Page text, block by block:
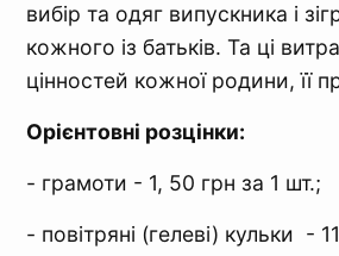
вибір та одяг випускника і
кожного із батьків. Та ці
цінностей кожної родини, її
Орієнтовні розцінки:
- грамоти - 1, 50 грн за 1 шт.;
- повітряні (гелеві) кульки -